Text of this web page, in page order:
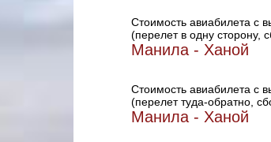
Стоимость авиабилета с
(перелет в одну сторону,
Манила - Ханой
Стоимость авиабилета с
(перелет туда-обратно,
Манила - Ханой